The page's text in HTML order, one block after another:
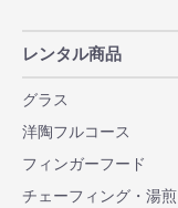
レンタル商品
グラス
洋陶フルコース
フィンガーフード
チェーフィング・湯煎